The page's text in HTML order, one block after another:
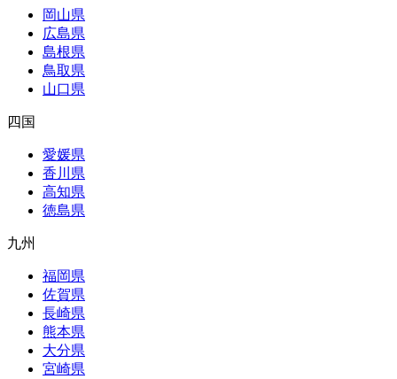
岡山県
広島県
島根県
鳥取県
山口県
四国
愛媛県
香川県
高知県
徳島県
九州
福岡県
佐賀県
長崎県
熊本県
大分県
宮崎県